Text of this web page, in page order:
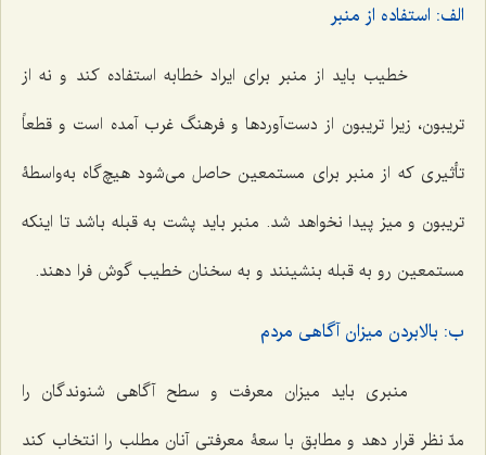
الف: استفاده از منبر
خطیب باید از منبر برای ایراد خطابه استفاده کند و نه از
تریبون، زیرا تریبون از دست‌آوردها و فرهنگ غرب آمده است و قطعاً
تأثیری که از منبر برای مستمعین حاصل می‌شود هیچ‌گاه به‌واسطۀ
تریبون و میز پیدا نخواهد شد. منبر باید پشت به قبله باشد تا اینکه
مستمعین رو به قبله بنشینند و به سخنان خطیب گوش فرا دهند.
ب: بالابردن میزان آگاهی مردم
منبری باید میزان معرفت و سطح آگاهی شنوندگان را
مدّ نظر قرار دهد و مطابق با سعۀ معرفتی آنان مطلب را انتخاب کند